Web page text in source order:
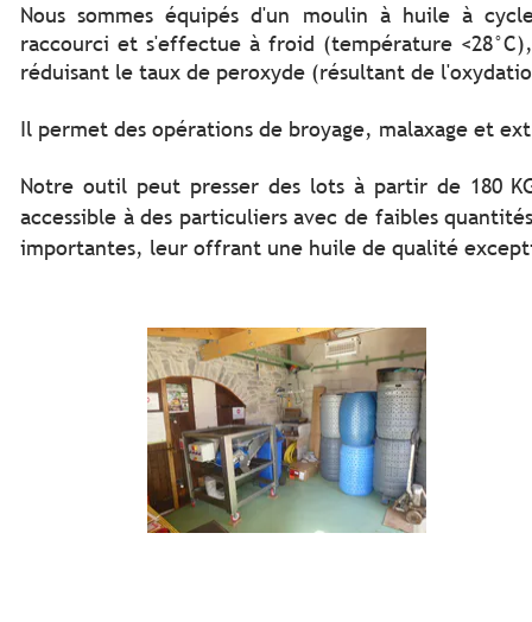
Nous sommes équipés d'un moulin à huile à
raccourci et s'effectue à froid (température
réduisant le taux de peroxyde (résultant de
Il permet des opérations de broyage, malaxage et
Notre outil peut presser des lots à partir de 180
accessible à des particuliers avec de faibles
importantes, leur offrant une huile de qualité